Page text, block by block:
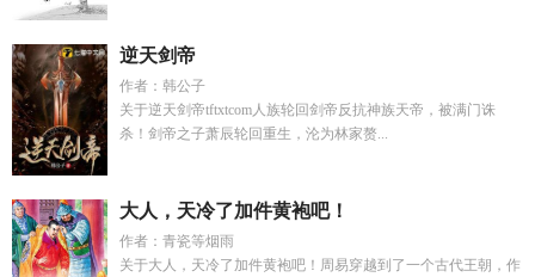
逆天剑帝
作者：韩公子
关于逆天剑帝tftxtcom人族轮回剑帝反抗神族天帝，被满门诛
杀！剑帝之子萧辰轮回重生，沦为林家赘...
大人，天冷了加件黄袍吧！
作者：青瓷等烟雨
关于大人，天冷了加件黄袍吧！周易穿越到了一个古代王朝，作